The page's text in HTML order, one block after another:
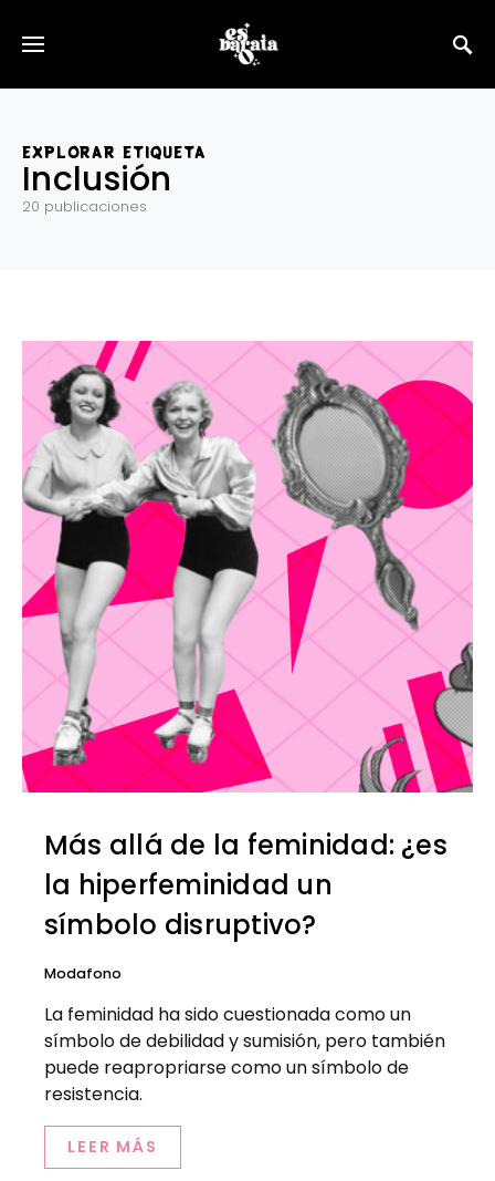
EXPLORAR ETIQUETA
Inclusión
20 publicaciones
Más allá de la feminidad: ¿es
la hiperfeminidad un
símbolo disruptivo?
Modafono
La feminidad ha sido cuestionada como un
símbolo de debilidad y sumisión, pero también
puede reapropriarse como un símbolo de
resistencia.
LEER MÁS